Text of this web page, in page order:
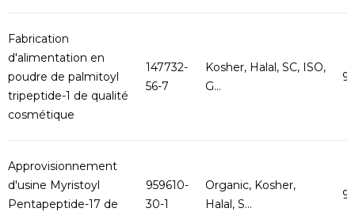
Fabrication
d'alimentation en
poudre de palmitoyl
tripeptide-1 de qualité
cosmétique
147732-
56-7
Kosher, Halal, SC, ISO,
G...
Approvisionnement
d'usine Myristoyl
Pentapeptide-17 de
959610-
30-1
Organic, Kosher,
Halal, S...